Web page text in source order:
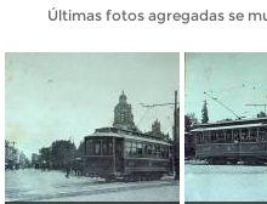
Últimas fotos agregadas se